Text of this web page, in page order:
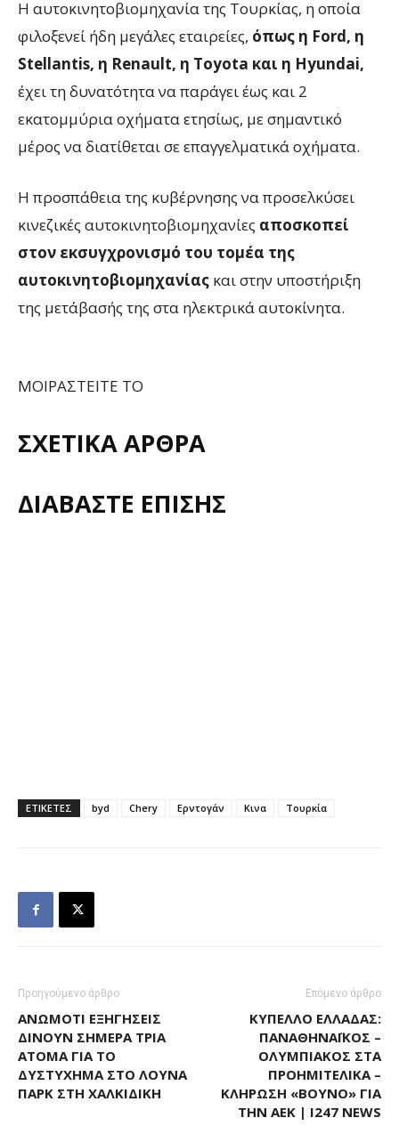
Η αυτοκινητοβιομηχανία της Τουρκίας, η οποία
φιλοξενεί ήδη μεγάλες εταιρείες, όπως η Ford, η
Stellantis, η Renault, η Toyota και η Hyundai,
έχει τη δυνατότητα να παράγει έως και 2
εκατομμύρια οχήματα ετησίως, με σημαντικό
μέρος να διατίθεται σε επαγγελματικά οχήματα.
Η προσπάθεια της κυβέρνησης να προσελκύσει
κινεζικές αυτοκινητοβιομηχανίες αποσκοπεί
στον εκσυγχρονισμό του τομέα της
αυτοκινητοβιομηχανίας και στην υποστήριξη
της μετάβασής της στα ηλεκτρικά αυτοκίνητα.
ΜΟΙΡΑΣΤΕΙΤΕ ΤΟ
ΣΧΕΤΙΚΑ ΑΡΘΡΑ
ΔΙΑΒΑΣΤΕ ΕΠΙΣΗΣ
ΕΤΙΚΕΤΕΣ byd Chery Ερντογάν Κινα Τουρκία
Προηγούμενο άρθρο
ΑΝΩΜΟΤΊ ΕΞΗΓΉΣΕΙΣ
ΔΊΝΟΥΝ ΣΉΜΕΡΑ ΤΡΊΑ
ΆΤΟΜΑ ΓΙΑ ΤΟ
ΔΥΣΤΎΧΗΜΑ ΣΤΟ ΛΟΎΝΑ
ΠΑΡΚ ΣΤΗ ΧΑΛΚΙΔΙΚΉ
Επόμενο άρθρο
ΚΎΠΕΛΛΟ ΕΛΛΆΔΑΣ:
ΠΑΝΑΘΗΝΑΪΚΌΣ –
ΟΛΥΜΠΙΑΚΌΣ ΣΤΑ
ΠΡΟΗΜΙΤΕΛΙΚΆ –
ΚΛΉΡΩΣΗ «ΒΟΥΝΌ» ΓΙΑ
ΤΗΝ ΑΕΚ | I247 NEWS